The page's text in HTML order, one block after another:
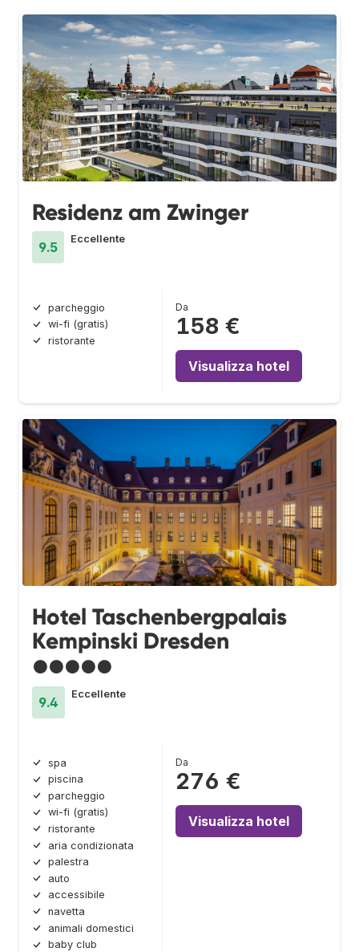
Residenz am Zwinger
9.5
Eccellente
parcheggio
wi-fi (gratis)
ristorante
Da
158 €
Visualizza hotel
Hotel Taschenbergpalais
Kempinski Dresden
●●●●●
9.4
Eccellente
spa
piscina
parcheggio
wi-fi (gratis)
ristorante
aria condizionata
palestra
auto
accessibile
navetta
animali domestici
baby club
Da
276 €
Visualizza hotel